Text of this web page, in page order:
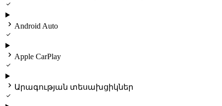

 Android Auto

 Apple CarPlay

 Արագության տեսախցիկներ
